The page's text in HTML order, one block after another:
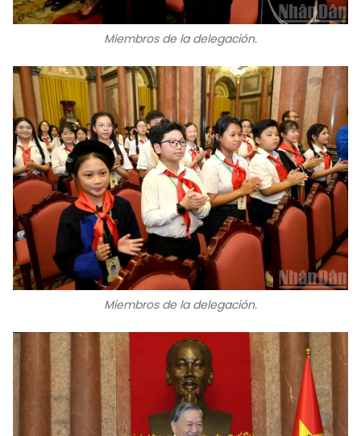
Miembros de la delegación.
Miembros de la delegación.